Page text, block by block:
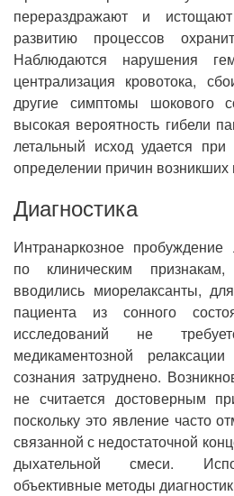
перераздражают и
развитию процессов
Наблюдаются нарушения
централизация кровотока,
другие симптомы шокового
высокая вероятность гибели
летальный исход удается при
определении причин
Диагностика
Интранаркозное пробуждение
по клиническим
вводились миорелаксанты,
пациента из сонного
исследований не
медикаментозной
сознания затруднено.
не считается достоверным
поскольку это явление часто
связанной с недостаточной
дыхательной смеси.
объективные методы